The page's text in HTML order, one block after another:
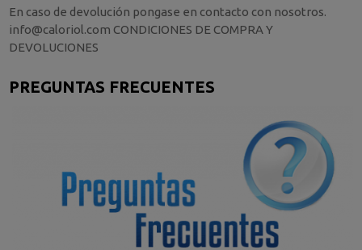
En caso de devolución pongase en contacto con nosotros.
info@caloriol.com CONDICIONES DE COMPRA Y
DEVOLUCIONES
PREGUNTAS FRECUENTES